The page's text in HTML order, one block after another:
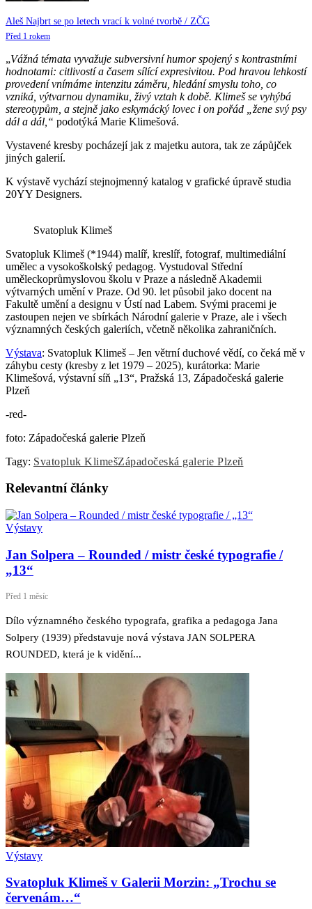
Aleš Najbrt se po letech vrací k volné tvorbě / ZČG
Před 1 rokem
„Vážná témata vyvažuje subversivní humor spojený s kontrastními
hodnotami: citlivostí a časem sílící expresivitou. Pod hravou lehkostí
provedení vnímáme intenzitu záměru, hledání smyslu toho, co
vzniká, výtvarnou dynamiku, živý vztah k době. Klimeš se vyhýbá
stereotypům, a stejně jako eskymácký lovec i on pořád „žene svý psy
dál a dál,“ podotýká Marie Klimešová.
Vystavené kresby pocházejí jak z majetku autora, tak ze zápůjček
jiných galerií.
K výstavě vychází stejnojmenný katalog v grafické úpravě studia
20YY Designers.
Svatopluk Klimeš
Svatopluk Klimeš (*1944) malíř, kreslíř, fotograf, multimediální
umělec a vysokoškolský pedagog. Vystudoval Střední
uměleckoprůmyslovou školu v Praze a následně Akademii
výtvarných umění v Praze. Od 90. let působil jako docent na
Fakultě umění a designu v Ústí nad Labem. Svými pracemi je
zastoupen nejen ve sbírkách Národní galerie v Praze, ale i všech
významných českých galeriích, včetně několika zahraničních.
Výstava: Svatopluk Klimeš – Jen větrní duchové vědí, co čeká mě v
záhybu cesty (kresby z let 1979 – 2025), kurátorka: Marie
Klimešová, výstavní síň „13“, Pražská 13, Západočeská galerie
Plzeň
-red-
foto: Západočeská galerie Plzeň
Tagy: Svatopluk KlimešZápadočeská galerie Plzeň
Relevantníčlánky
Výstavy
Jan Solpera – Rounded / mistr české typografie /
„13“
Před 1 měsíc
Dílo významného českého typografa, grafika a pedagoga Jana
Solpery (1939) představuje nová výstava JAN SOLPERA
ROUNDED, která je k vidění...
Výstavy
Svatopluk Klimeš v Galerii Morzin: „Trochu se
červenám…“